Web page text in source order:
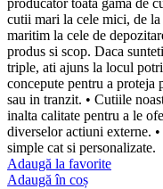
producator toata gama de
cutii mari la cele mici, de
maritim la cele de
produs si scop. Daca
triple, ati ajuns la locul
concepute pentru a proteja
sau in tranzit. • Cutiile
inalta calitate pentru a le
diverselor actiuni externe.
simple cat si personalizate.
Adaugă la favorite
Adaugă în coș